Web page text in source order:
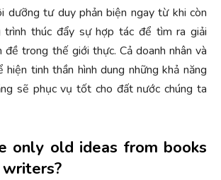
dưỡng tư duy phản biện ngay từ khi còn
trình thúc đẩy sự hợp tác để tìm ra giải
đề trong thế giới thực. Cả doanh nhân và
hiện tinh thần hình dung những khả năng
sẽ phục vụ tốt cho đất nước chúng ta
only old ideas from books